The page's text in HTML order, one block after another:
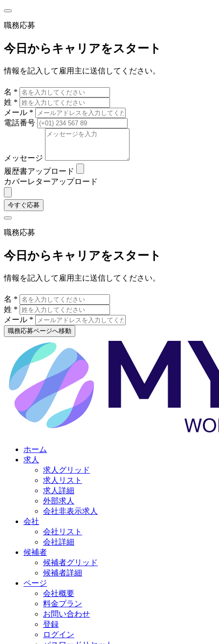
職務応募
今日からキャリアをスタート
情報を記入して雇用主に送信してください。
名 *
姓 *
メール *
電話番号
メッセージ
履歴書アップロード
カバーレターアップロード
今すぐ応募
職務応募
今日からキャリアをスタート
情報を記入して雇用主に送信してください。
名 *
姓 *
メール *
職務応募ページへ移動
ホーム
求人
求人グリッド
求人リスト
求人詳細
外部求人
会社非表示求人
会社
会社リスト
会社詳細
候補者
候補者グリッド
候補者詳細
ページ
会社概要
料金プラン
お問い合わせ
登録
ログイン